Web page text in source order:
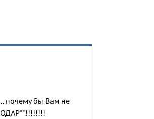
почему бы Вам не